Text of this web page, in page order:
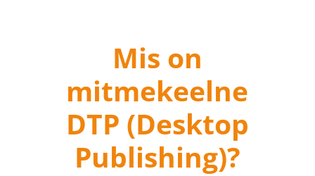
Mis on
mitmekeelne
DTP (Desktop
Publishing)?